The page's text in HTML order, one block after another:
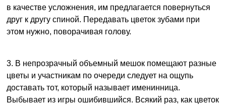
в качестве усложнения, им предлагается повернуться
друг к другу спиной. Передавать цветок зубами при
этом нужно, поворачивая голову.
3. В непрозрачный объемный мешок помещают разные
цветы и участникам по очереди следует на ощупь
доставать тот, который называет именинница.
Выбывает из игры ошибившийся. Всякий раз, как цветок